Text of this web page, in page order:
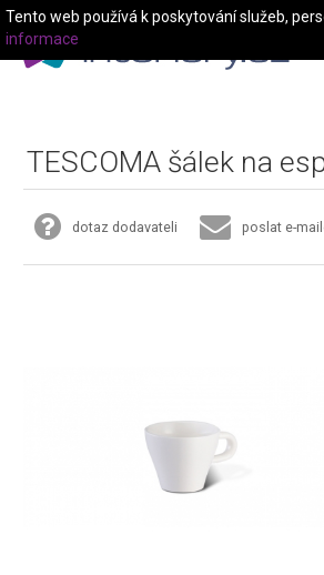
TESCOMA šálek na
dotaz dodavateli poslat e-
Tento web používá k poskytování služeb,
informace